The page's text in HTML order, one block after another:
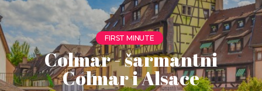
FIRST MINUTE
Colmar - šarmantni
Colmar i Alsace